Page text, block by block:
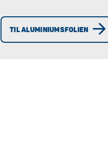
TIL ALUMINIUMSFOLIEN